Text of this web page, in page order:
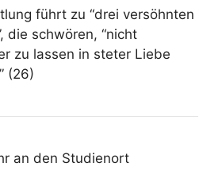
führt zu “drei versöhnten
die schwören, “nicht
zu lassen in steter Liebe
(26)
an den Studienort